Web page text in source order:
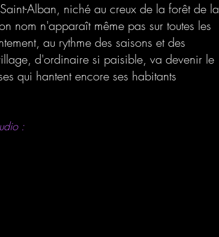
Alban, niché au creux de la forêt de la
nom n'apparaît même pas sur toutes les
au rythme des saisons et des
d'ordinaire si paisible, va devenir le
qui hantent encore ses habitants
: